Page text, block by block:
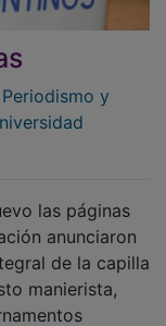
y
anunciaron
de la capilla
manierista,